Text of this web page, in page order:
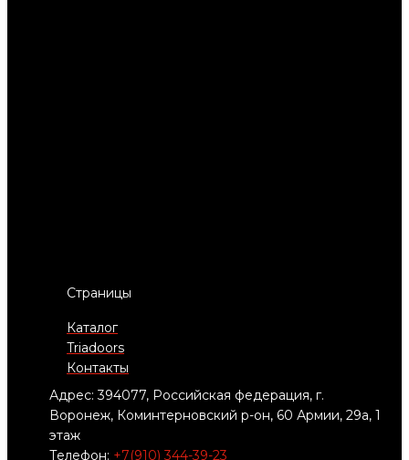
Страницы
Каталог
Triadoors
Контакты
Адрес: 394077, Российская федерация, г.
Воронеж, Коминтерновский р-он, 60 Армии, 29а, 1
этаж
Телефон: +7(910) 344-39-23